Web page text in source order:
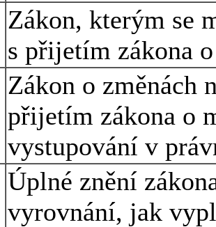
Zákon, kterým se
s přijetím zákona
Zákon o změnách
přijetím zákona o
vystupování v
Úplné znění
vyrovnání, jak